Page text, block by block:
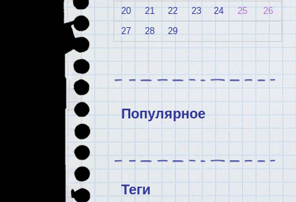
20
21 22 23 24 25
26
27
28 29
Популярное
Теги